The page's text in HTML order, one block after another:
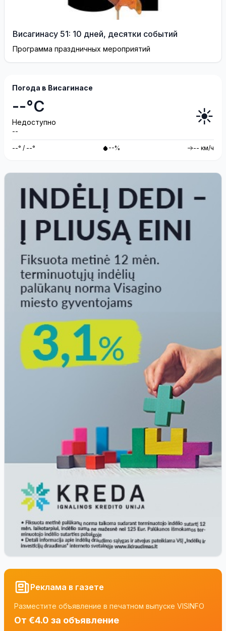
Висагинасу 51: 10 дней, десятки событий
Программа праздничных мероприятий
Погода в Висагинасе
--°C
Недоступно
--
☀️
--° / --° --% -- км/ч
Реклама в газете
Разместите объявление в печатном выпуске VISINFO
От €4.0 за объявление